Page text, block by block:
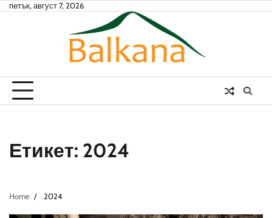
Skipпетък, август 7, 2026
Етикет: 2024
Home 2024